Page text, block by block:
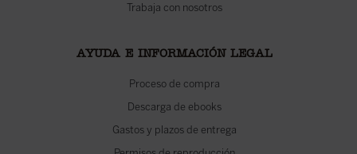
Trabaja con nosotros
AYUDA E INFORMACIÓN LEGAL
Proceso de compra
Descarga de ebooks
Gastos y plazos de entrega